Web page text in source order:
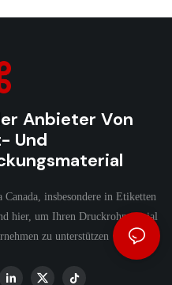
Anbieter Von
Und
insbesondere in Etiketten
hier, um Ihren Druckrohmaterial
zu unterstützen